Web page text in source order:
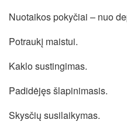
Nuotaikos pokyčiai – nuo
Potraukį maistui.
Kaklo sustingimas.
Padidėjęs šlapinimasis.
Skysčių susilaikymas.